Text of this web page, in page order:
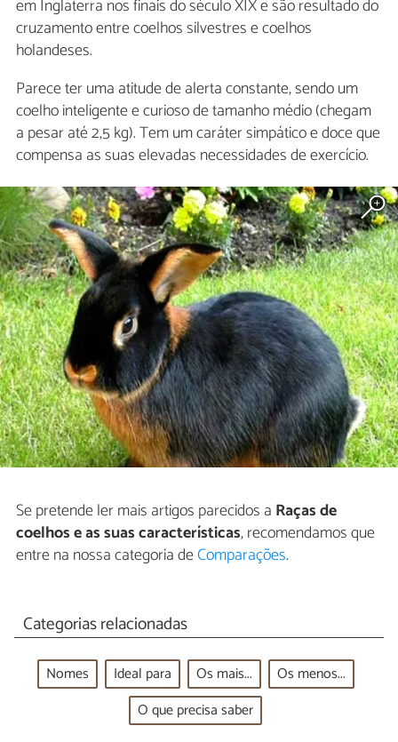
em Inglaterra nos finais do século XIX e são resultado do
cruzamento entre coelhos silvestres e coelhos
holandeses.
Parece ter uma atitude de alerta constante, sendo um
coelho inteligente e curioso de tamanho médio (chegam
a pesar até 2,5 kg). Tem um caráter simpático e doce que
compensa as suas elevadas necessidades de exercício.
Se pretende ler mais artigos parecidos a Raças de
coelhos e as suas características, recomendamos que
entre na nossa categoria deComparações.
Categorias relacionadas
Nomes Ideal para Os mais...
Os menos...
O que precisa saber